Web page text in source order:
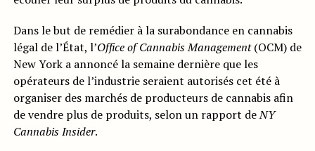
Dans le but de remédier à la surabondance en cannabis
légal de l’État, l’Office of Cannabis Management(OCM) de
New York a annoncé la semaine dernière que les
opérateurs de l’industrie seraient autorisés cet été à
organiser des marchés de producteurs de cannabis afin
de vendre plus de produits, selon un rapport deNY
Cannabis Insider.